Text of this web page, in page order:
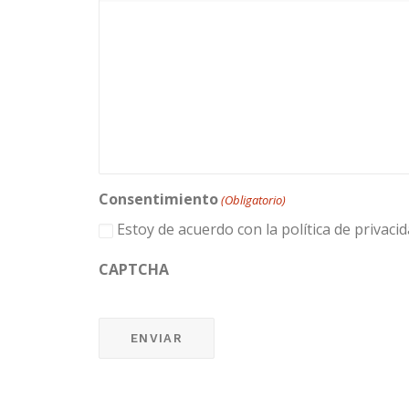
Consentimiento(Obligatorio)
Estoy de acuerdo con la política de
CAPTCHA